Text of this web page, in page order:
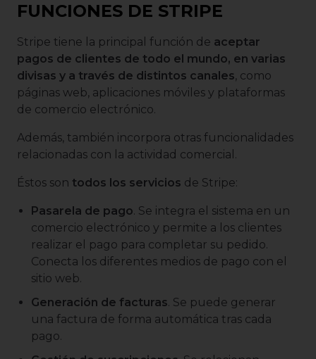
FUNCIONES DE STRIPE
Stripe tiene la principal función de aceptar
pagos de clientes de todo el mundo, en varias
divisas y a través de distintos canales, como
páginas web, aplicaciones móviles y plataformas
de comercio electrónico.
Además, también incorpora otras funcionalidades
relacionadas con la actividad comercial.
Éstos son todos los servicios de Stripe:
Pasarela de pago. Se integra el sistema en un
comercio electrónico y permite a los clientes
realizar el pago para completar su pedido.
Conecta los diferentes medios de pago con el
sitio web.
Generación de facturas. Se puede generar
una factura de forma automática tras cada
pago.